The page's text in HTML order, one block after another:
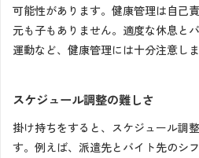
可能性があります。健康管理は自己
元も子もありません。適度な休息と
運動など、健康管理には十分注意しま
スケジュール調整の難しさ
掛け持ちをすると、スケジュール調
す。例えば、派遣先とバイト先のシ